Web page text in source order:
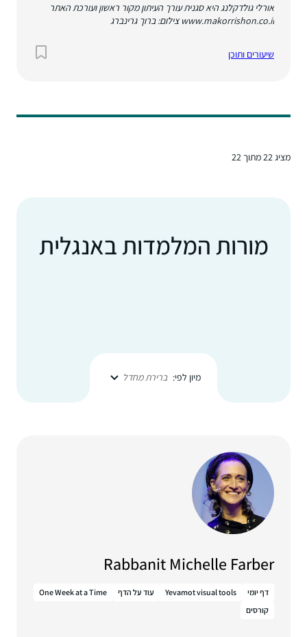
אורלי גולדקלנג היא סגנית עורך העיתון מקור ראשון ועורכת האתר
www.makorrishon.co.il צילום: ברוך גרינברג
שיעורים ותוכן
מציג22מתוך 22
מורות המלמדות באנגלית
מיון לפי: ברירת מחדל
Rabbanit Michelle Farber
דף יומי Yevamot visual tools עוד על הדף
One Week at a Time
קורסים